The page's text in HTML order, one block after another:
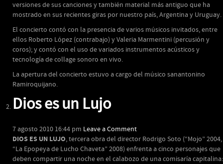
versiones de sus canciones y también material más antiguo que ha
mostrado en sus recientes giras por nuestro país, Argentina y Uruguay.
El concierto contó con la presencia de varios músicos invitados, entre
ellos Roberto López (contrabajo) y Valeria Marmentini (percusión y
coros); y contó con el uso de variados instrumentos acústicos y
tecnología de collage sonoro en vivo.
La apertura del concierto estuvo a cargo del músico sanantonino
Ramiroquijano.
Dios es un Lujo
7 agosto 2010 16:44 pm Leave a Comment
DIOS ES UN LUJO, tercera obra del director Rodrigo Soto (“Mojo” 2004,
“La Epopeya de Lucho Chaveta” 2008) enfrenta a cinco personajes que
deben compartir una noche en el calabozo de una comisaría capitalina: